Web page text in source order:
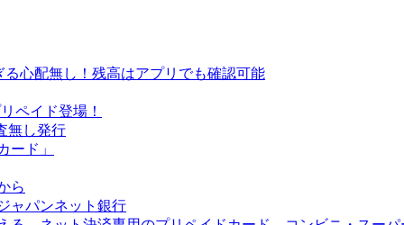
心配無し！残高はアプリでも確認可能
ペイド登場！
無し発行
ード」
ら
ャパンネット銀行